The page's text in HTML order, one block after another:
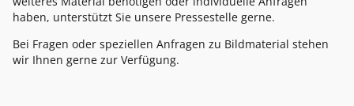
haben, unterstützt Sie unsere Pressestelle gerne.
Bei Fragen oder speziellen Anfragen zu Bildmaterial stehen
wir Ihnen gerne zur Verfügung.